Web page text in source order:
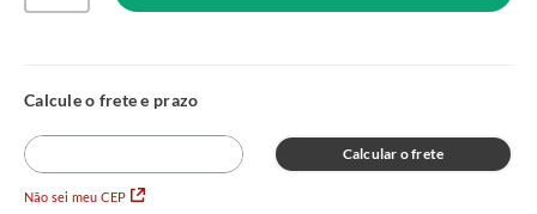
Não sei meu CEP
Calcular o frete